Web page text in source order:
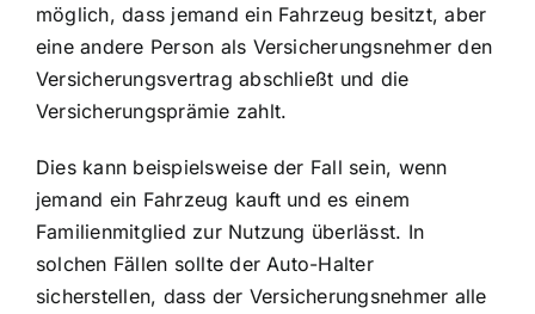
möglich, dass jemand ein Fahrzeug besitzt, aber
eine andere Person als Versicherungsnehmer den
Versicherungsvertrag abschließt und die
Versicherungsprämie zahlt.
Dies kann beispielsweise der Fall sein, wenn
jemand ein Fahrzeug kauft und es einem
Familienmitglied zur Nutzung überlässt. In
solchen Fällen sollte der Auto-Halter
sicherstellen, dass der Versicherungsnehmer alle